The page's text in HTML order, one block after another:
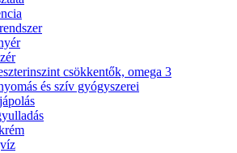
csökkentők, omega 3
és szív gyógyszerei